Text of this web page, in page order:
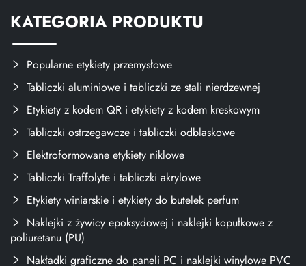
KATEGORIA PRODUKTU
Popularne etykiety przemysłowe
Tabliczki aluminiowe i tabliczki ze stali nierdzewnej
Etykiety z kodem QR i etykiety z kodem kreskowym
Tabliczki ostrzegawcze i tabliczki odblaskowe
Elektroformowane etykiety niklowe
Tabliczki Traffolyte i tabliczki akrylowe
Etykiety winiarskie i etykiety do butelek perfum
Naklejki z żywicy epoksydowej i naklejki kopułkowe z
poliuretanu (PU)
Nakładki graficzne do paneli PC i naklejki winylowe PVC